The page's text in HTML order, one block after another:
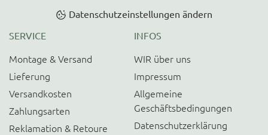
Datenschutzeinstellungen ändern
SERVICE
Montage & Versand
Lieferung
Versandkosten
Zahlungsarten
Reklamation & Retoure
INFOS
WIR über uns
Impressum
Allgemeine
Geschäftsbedingungen
Datenschutzerklärung